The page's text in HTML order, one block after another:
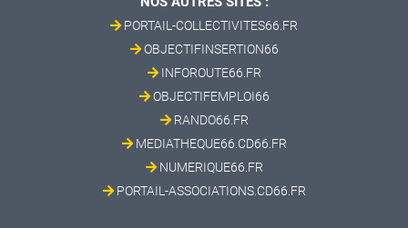
PORTAIL-COLLECTIVITES66.FR
OBJECTIFINSERTION66
INFOROUTE66.FR
OBJECTIFEMPLOI66
RANDO66.FR
MEDIATHEQUE66.CD66.FR
NUMERIQUE66.FR
PORTAIL-ASSOCIATIONS.CD66.FR